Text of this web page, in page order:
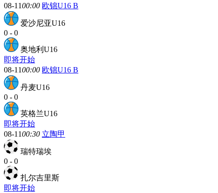
08-1100:00 欧锦U16 B
爱沙尼亚U16
0 - 0
奥地利U16
即将开始
08-1100:00 欧锦U16 B
丹麦U16
0 - 0
英格兰U16
即将开始
08-1100:30 立陶甲
瑞特瑞埃
0 - 0
扎尔吉里斯
即将开始